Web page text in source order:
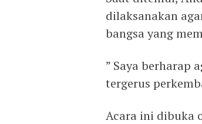
dilaksanakan
bangsa yang
” Saya berharap
tergerus
Acara ini dibuka